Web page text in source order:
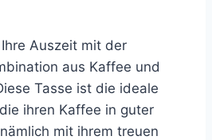
Auszeit mit der
aus Kaffee und
Tasse ist die ideale
ihren Kaffee in guter
mit ihrem treuen